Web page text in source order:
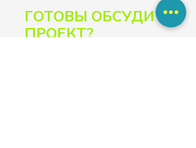
ГОТОВЫ ОБСУДИТЬ
ПРОЕКТ?